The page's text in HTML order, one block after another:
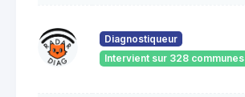
Diagnostiqueur
Intervient sur 328 communes